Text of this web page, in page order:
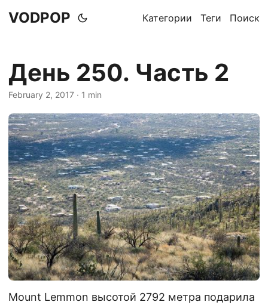
VODPOP Категории Теги Поиск
День 250. Часть 2
February 2, 2017 · 1 min
Mount Lemmon высотой 2792 метра подарила